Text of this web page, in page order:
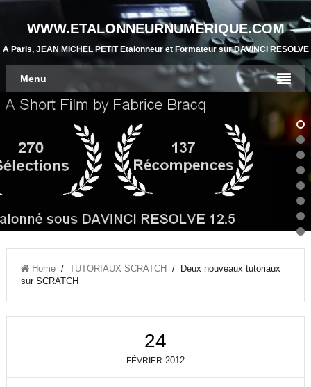
WWW.ETALONNEURNUMERIQUE.COM
A Paris, JEAN MICHEL PETIT Etalonneur et Formateur sur DAVINCI RESOLVE
Menu
Home/ TUTORIAUX SCRATCH
/ Deux nouveaux tutoriaux
sur SCRATCH
24
FÉVRIER 2012